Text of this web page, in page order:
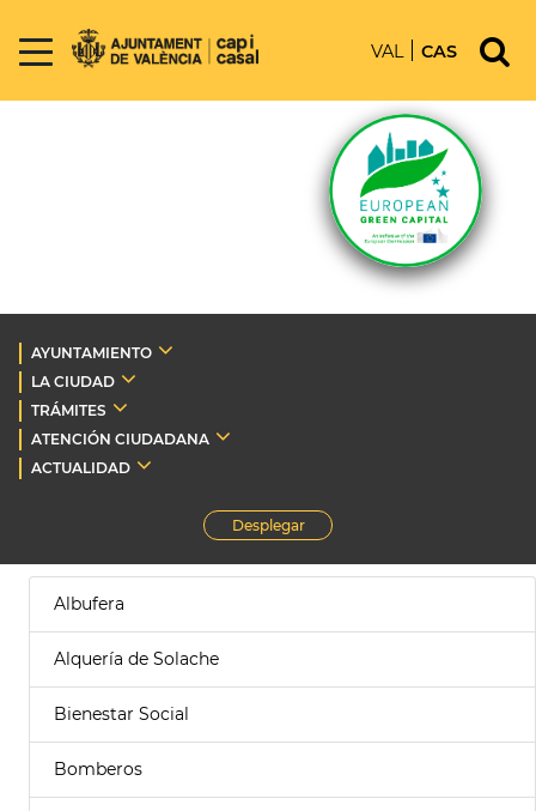
VAL CAS
AYUNTAMIENTO
LA CIUDAD
TRÁMITES
ATENCIÓN CIUDADANA
ACTUALIDAD
Desplegar
Albufera
Alquería de Solache
Bienestar Social
Bomberos